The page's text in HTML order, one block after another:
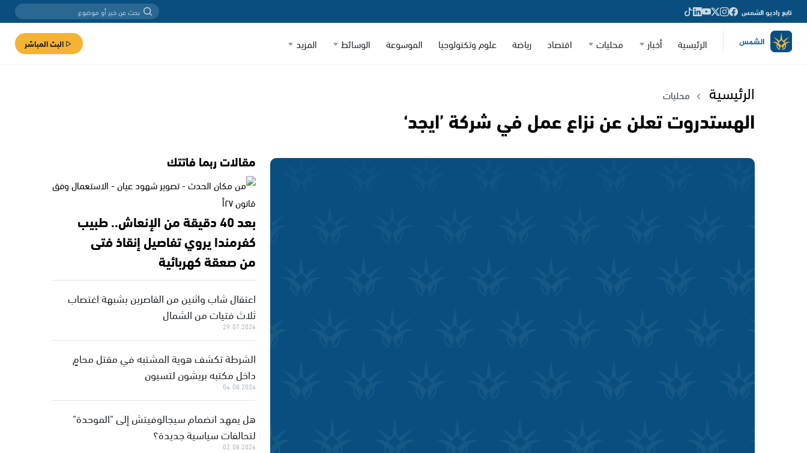
تابع راديو الشمس
الرئيسية أخبار محليات اقتصاد رياضة علوم وتكنولوجيا الموسوعة الوسائط المزيد البث المباشر
الرئيسية محليات
الهستدروت تعلن عن نزاع عمل في شركة ’ايجد‘
مقالات ربما فاتتك
بعد 40 دقيقة من الإنعاش.. طبيب
كفرمندا يروي تفاصيل إنقاذ فتى
من صعقة كهربائية
اعتقال شاب واثنين من القاصرين بشبهة اغتصاب
ثلاث فتيات من الشمال
29.07.2026
الشرطة تكشف هوية المشتبه في مقتل محامٍ
داخل مكتبه بريشون لتسيون
04.08.2026
هل يمهد انضمام سيجالوفيتش إلى "الموحدة"
لتحالفات سياسية جديدة؟
02.08.2026